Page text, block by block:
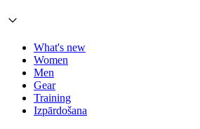
What's new
Women
Men
Gear
Training
Izpārdošana